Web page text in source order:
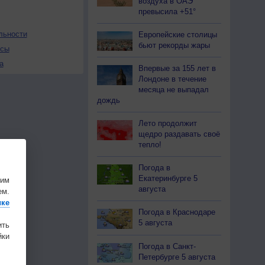
превысила +51°
Европейские столицы
бьют рекорды жары
Впервые за 155 лет в
Лондоне в течение
месяца не выпадал
дождь
Лето продолжит
щедро раздавать своё
тепло!
Погода в
Екатеринбурге 5
августа
Погода в Краснодаре
5 августа
Погода в Санкт-
Петербурге 5 августа